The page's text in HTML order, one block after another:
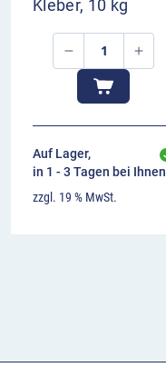
Kleber, 10 kg
Auf Lager,
in 1 - 3 Tagen bei Ihnen
zzgl. 19 % MwSt.